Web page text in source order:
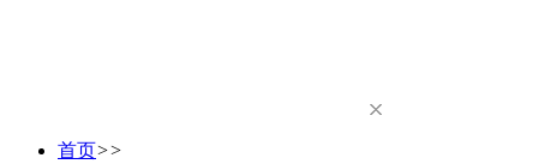
首页>>